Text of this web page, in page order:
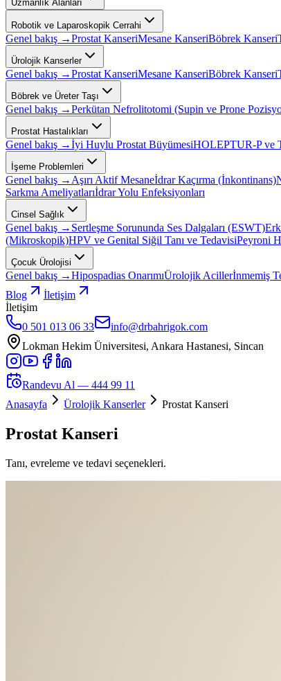
Uzmanlık Alanları
Robotik ve Laparoskopik Cerrahi
Genel bakış →Prostat KanseriMesane KanseriBöbrek Kanseri
Ürolojik Kanserler
Genel bakış →Prostat KanseriMesane KanseriBöbrek Kanseri
Böbrek ve Üreter Taşı
Genel bakış →Perkütan Nefrolitotomi (Supin ve Prone
Prostat Hastalıkları
Genel bakış →İyi Huylu Prostat BüyümesiHOLEPTUR-P ve
İşeme Problemleri
Genel bakış → Aşırı Aktif Mesaneİdrar Kaçırma (İnkontinans)
Sarkma Ameliyatlarıİdrar Yolu Enfeksiyonları
Cinsel Sağlık
Genel bakış → Sertleşme Sorununda Ses Dalgaları (ESWT)
(Mikroskopik)HPV ve Genital Siğil Tanı ve TedavisiPeyroni
Çocuk Ürolojisi
Genel bakış →Hipospadias OnarımıÜrolojik Acillerİnmemiş
Blog
İletişim
İletişim
0 501 013 06 33
info@drbahrigok.com
Lokman Hekim Üniversitesi, Ankara Hastanesi, Sincan
Randevu Al — 444 99 11
Anasayfa
Ürolojik Kanserler Prostat Kanseri
Prostat Kanseri
Tanı, evreleme ve tedavi seçenekleri.